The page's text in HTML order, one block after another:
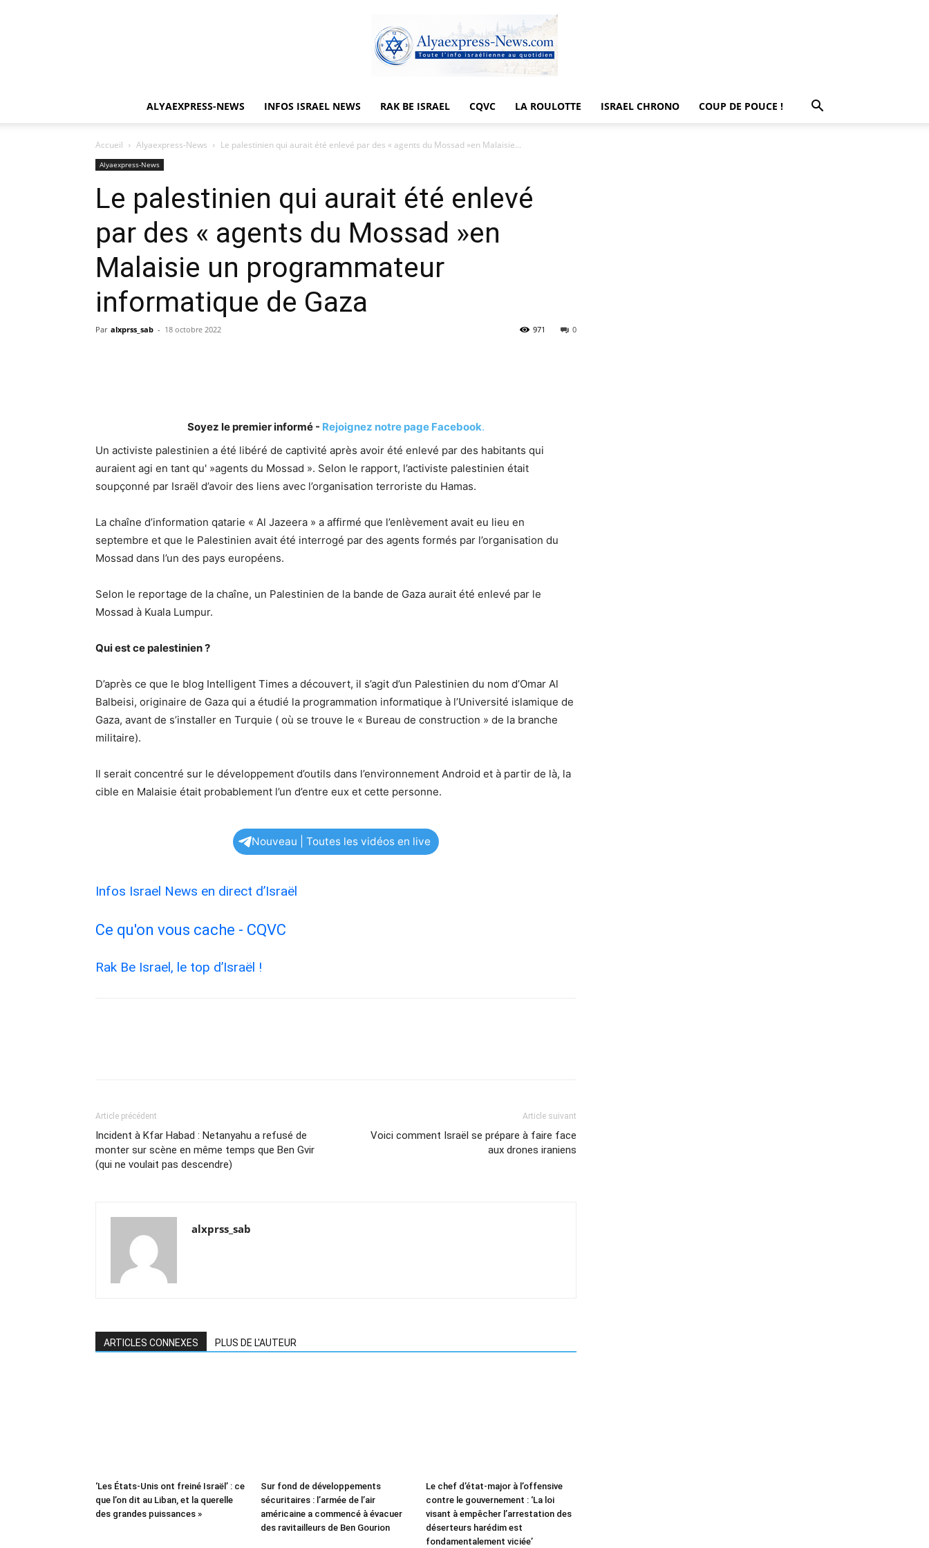
News
ALYAEXPRESS-NEWS INFOS ISRAEL NEWS RAK BE ISRAEL CQVC LA ROULOTTE ISRAEL CHRONO COUP DE POUCE !
Accueil Alyaexpress-News Le palestinien qui aurait été enlevé par des « agents du Mossad »en Malaisie...
Alyaexpress-News
Le palestinien qui aurait été enlevé
par des « agents du Mossad »en
Malaisie un programmateur
informatique de Gaza
Par alxprss_sab - 18 octobre 2022 0
971
Soyez le premier informé - Rejoignez notre page Facebook.
Un activiste palestinien a été libéré de captivité après avoir été enlevé par des habitants qui
auraient agi en tant qu' »agents du Mossad ». Selon le rapport, l’activiste palestinien était
soupçonné par Israël d’avoir des liens avec l’organisation terroriste du Hamas.
La chaîne d’information qatarie « Al Jazeera » a affirmé que l’enlèvement avait eu lieu en
septembre et que le Palestinien avait été interrogé par des agents formés par l’organisation du
Mossad dans l’un des pays européens.
Selon le reportage de la chaîne, un Palestinien de la bande de Gaza aurait été enlevé par le
Mossad à Kuala Lumpur.
Qui est ce palestinien ?
D’après ce que le blog Intelligent Times a découvert, il s’agit d’un Palestinien du nom d’Omar Al
Balbeisi, originaire de Gaza qui a étudié la programmation informatique à l’Université islamique de
Gaza, avant de s’installer en Turquie ( où se trouve le « Bureau de construction » de la branche
militaire).
Il serait concentré sur le développement d’outils dans l’environnement Android et à partir de là, la
cible en Malaisie était probablement l’un d’entre eux et cette personne.
Nouveau | Toutes les vidéos en live
Infos Israel News en direct d’Israël
Ce qu'on vous cache - CQVC
Rak Be Israel, le top d’Israël !
Article précédent
Incident à Kfar Habad : Netanyahu a refusé de
monter sur scène en même temps que Ben Gvir
(qui ne voulait pas descendre)
Article suivant
Voici comment Israël se prépare à faire face
aux drones iraniens
alxprss_sab
ARTICLES CONNEXES PLUS DE L'AUTEUR
‘Les États-Unis ont freiné Israël’ : ce
que l’on dit au Liban, et la querelle
des grandes puissances »
Sur fond de développements
sécuritaires : l’armée de l’air
américaine a commencé à évacuer
des ravitailleurs de Ben Gourion
Le chef d’état-major à l’offensive
contre le gouvernement : ‘La loi
visant à empêcher l’arrestation des
déserteurs harédim est
fondamentalement viciée’